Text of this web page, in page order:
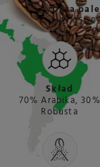
Data
Skład
70% Arabika, 30%
Robusta